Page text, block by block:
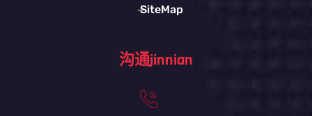
SiteMap
沟通jinnian